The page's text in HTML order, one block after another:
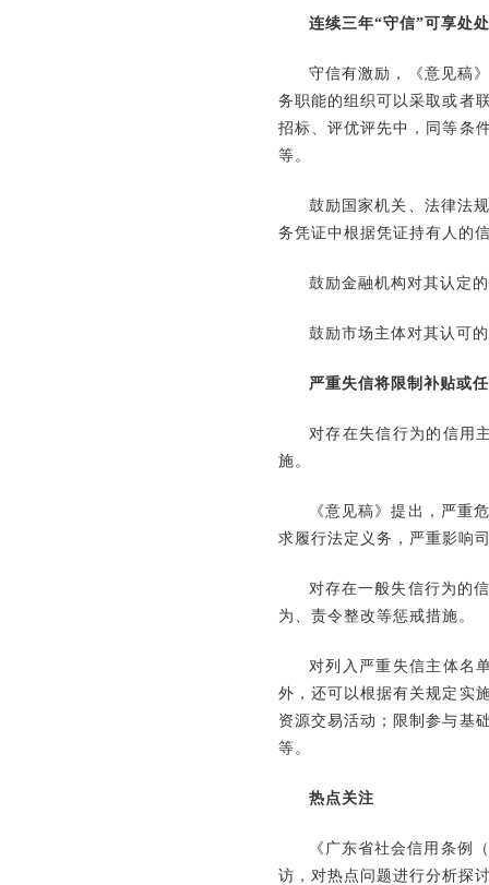
连续三年“守信”可享处
守信有激励，《意见稿
务职能的组织可以采取或者
招标、评优评先中，同等条
等。
鼓励国家机关、法律法
务凭证中根据凭证持有人的
鼓励金融机构对其认定
鼓励市场主体对其认可
严重失信将限制补贴或
对存在失信行为的信用
施。
《意见稿》提出，严重
求履行法定义务，严重影响
对存在一般失信行为的
为、责令整改等惩戒措施。
对列入严重失信主体名
外，还可以根据有关规定实
资源交易活动；限制参与基
等。
热点关注
《广东省社会信用条例
访，对热点问题进行分析探